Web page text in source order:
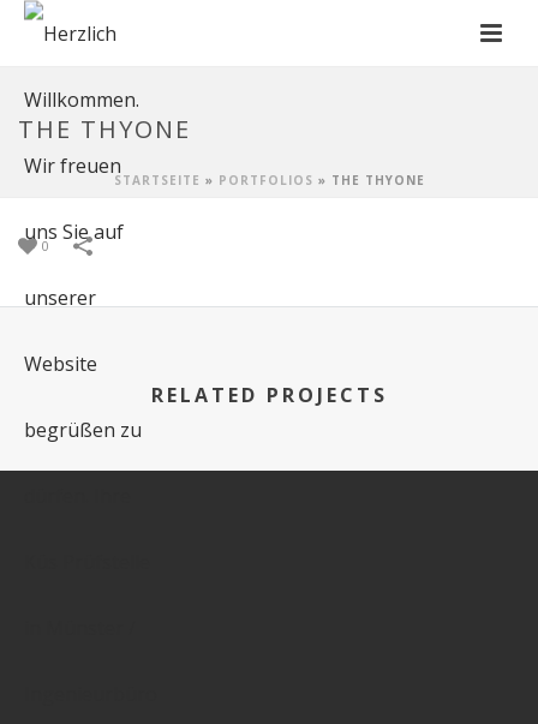
THE THYONE
STARTSEITE » PORTFOLIOS » THE THYONE
0
RELATED PROJECTS